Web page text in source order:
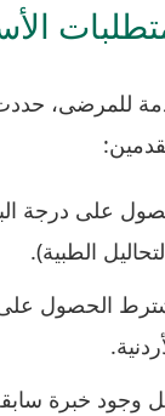
للمرضى، حددت
على درجة
الطبية).
الحصول على
وجود خبرة